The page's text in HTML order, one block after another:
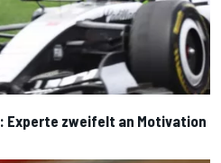
zweifelt an Motivation